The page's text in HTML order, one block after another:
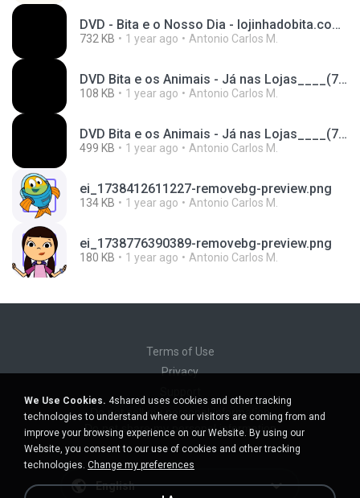
DVD - Bita e o Nosso Dia - lojinhadobita.com.br(720P_HD) [vocals].mp4
732 KB 1 year ago Antonio Carlos M.
DVD Bita e os Animais - Já nas Lojas____(720P_HD)2 [vocals].mp4
108 KB 1 year ago Antonio Carlos M.
DVD Bita e os Animais - Já nas Lojas____(720P_HD) [vocals].mp4
499 KB 1 year ago Antonio Carlos M.
ei_1738412611227-removebg-preview.png
134 KB 1 year ago Antonio Carlos M.
ei_1738776390389-removebg-preview.png
180 KB 1 year ago Antonio Carlos M.
Terms of Use
Privacy
Do not sell my personal information
Do not share my personal information
English
We Use Cookies. 4shared uses cookies and other tracking
technologies to understand where our visitors are coming from and
improve your browsing experience on our Website. By using our
Website, you consent to our use of cookies and other tracking
technologies. Change my preferences